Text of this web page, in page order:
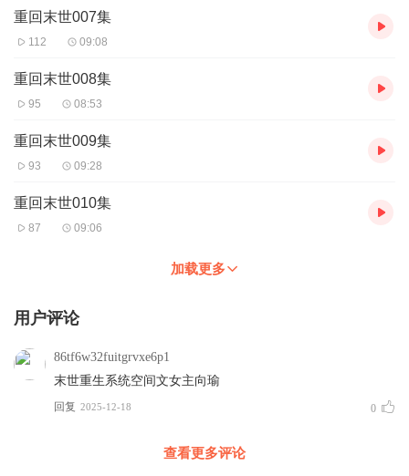
重回末世007集
112 09:08
重回末世008集
95 08:53
重回末世009集
93 09:28
重回末世010集
87 09:06
加载更多
用户评论
86tf6w32fuitgrvxe6p1
末世重生系统空间文女主向瑜
回复 2025-12-18 0
查看更多评论